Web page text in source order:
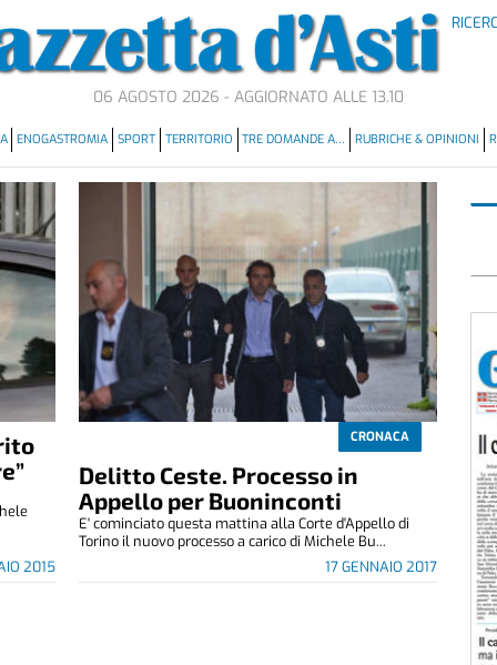
06 AGOSTO 2026 - AGGIORNATO ALLE 13.10
ENOGASTROMIA SPORT TERRITORIO TRE DOMANDE A… RUBRICHE & OPINIONI
2015
CRONACA
Delitto Ceste. Processo in
Appello per Buoninconti
17 GENNAIO 2017
E' cominciato questa mattina alla Corte d'Appello di
Torino il nuovo processo a carico di Michele Bu...